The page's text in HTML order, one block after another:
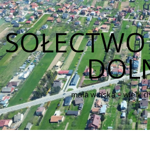
mała wioska –